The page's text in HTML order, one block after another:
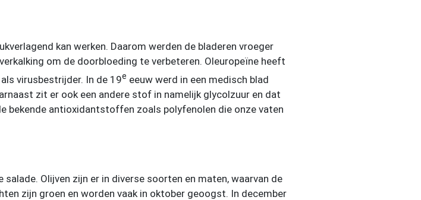
kan werken. Daarom werden de bladeren vroeger
om de doorbloeding te verbeteren. Oleuropeïne heeft
virusbestrijder. In de 19e eeuw werd in een medisch blad
zit er ook een andere stof in namelijk glycolzuur en dat
bekende antioxidantstoffen zoals polyfenolen die onze vaten
Olijven zijn er in diverse soorten en maten, waarvan de
zijn groen en worden vaak in oktober geoogst. In december